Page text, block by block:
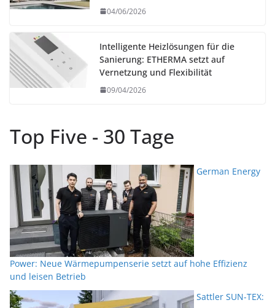
04/06/2026
Intelligente Heizlösungen für die
Sanierung: ETHERMA setzt auf
Vernetzung und Flexibilität
09/04/2026
Top Five - 30 Tage
German Energy
Power: Neue Wärmepumpenserie setzt auf hohe Effizienz
und leisen Betrieb
Sattler SUN-TEX: